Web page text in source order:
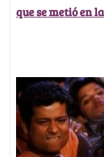
que se metió en